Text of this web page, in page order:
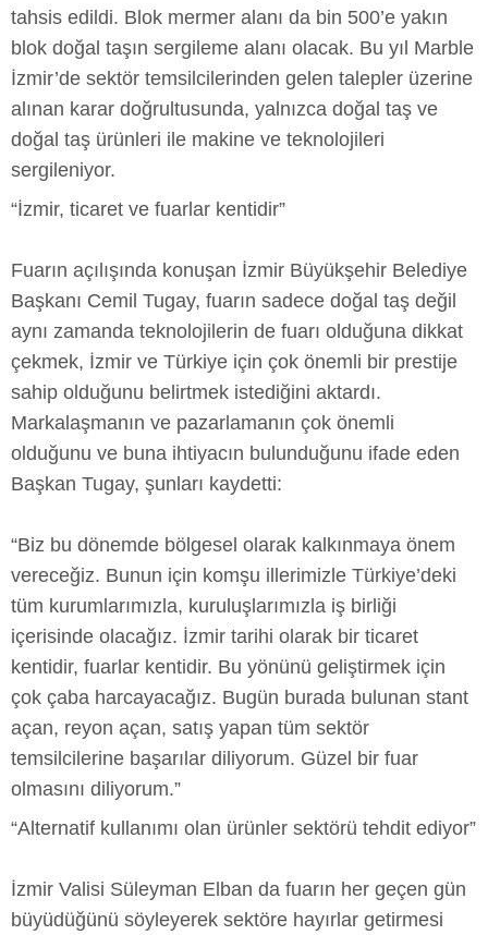
tahsis edildi. Blok mermer alanı da bin 500’e yakın
blok doğal taşın sergileme alanı olacak. Bu yıl Marble
İzmir’de sektör temsilcilerinden gelen talepler üzerine
alınan karar doğrultusunda, yalnızca doğal taş ve
doğal taş ürünleri ile makine ve teknolojileri
sergileniyor.
“İzmir, ticaret ve fuarlar kentidir”
Fuarın açılışında konuşan İzmir Büyükşehir Belediye
Başkanı Cemil Tugay, fuarın sadece doğal taş değil
aynı zamanda teknolojilerin de fuarı olduğuna dikkat
çekmek, İzmir ve Türkiye için çok önemli bir prestije
sahip olduğunu belirtmek istediğini aktardı.
Markalaşmanın ve pazarlamanın çok önemli
olduğunu ve buna ihtiyacın bulunduğunu ifade eden
Başkan Tugay, şunları kaydetti:
“Biz bu dönemde bölgesel olarak kalkınmaya önem
vereceğiz. Bunun için komşu illerimizle Türkiye’deki
tüm kurumlarımızla, kuruluşlarımızla iş birliği
içerisinde olacağız. İzmir tarihi olarak bir ticaret
kentidir, fuarlar kentidir. Bu yönünü geliştirmek için
çok çaba harcayacağız. Bugün burada bulunan stant
açan, reyon açan, satış yapan tüm sektör
temsilcilerine başarılar diliyorum. Güzel bir fuar
olmasını diliyorum.”
“Alternatif kullanımı olan ürünler sektörü tehdit ediyor”
İzmir Valisi Süleyman Elban da fuarın her geçen gün
büyüdüğünü söyleyerek sektöre hayırlar getirmesi